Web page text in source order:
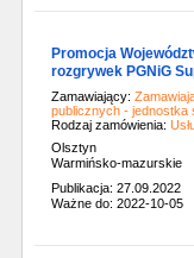
Promocja
rozgrywek PGNiG
Zamawiający:
publicznych - jednostka
Rodzaj zamówienia:
Olsztyn
Warmińsko-mazurskie
Publikacja: 27.09.2022
Ważne do: 2022-10-05